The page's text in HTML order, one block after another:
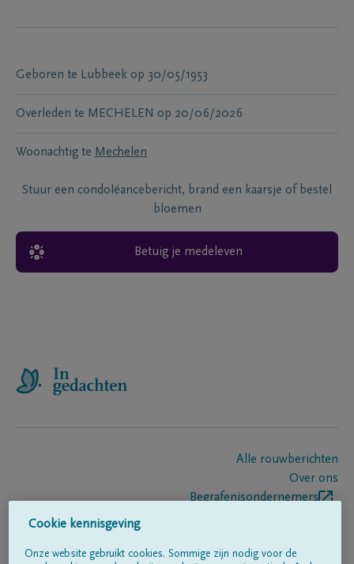
Geboren te Lubbeek op 30/05/1953
Overleden te MECHELEN op 20/06/2026
Woonachtig te Mechelen
Stuur een condoléancebericht, brand een kaarsje of bestel
bloemen
Betuig je medeleven
Alle rouwberichten
Over ons
Begrafenisondernemers
Cookie kennisgeving
Onze website gebruikt cookies. Sommige zijn nodig voor de